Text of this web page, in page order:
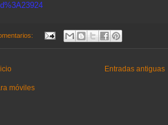
Entradas antiguas
móviles